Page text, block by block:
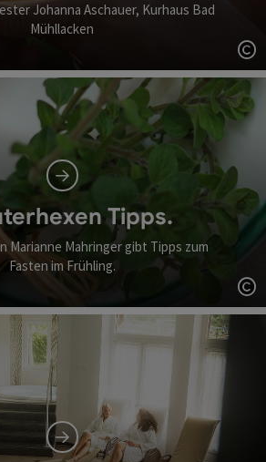
Johanna Aschauer, Kurhaus Bad
Mühllacken
Tipps.
Marianne Mahringer gibt Tipps zum
Fasten im Frühling.